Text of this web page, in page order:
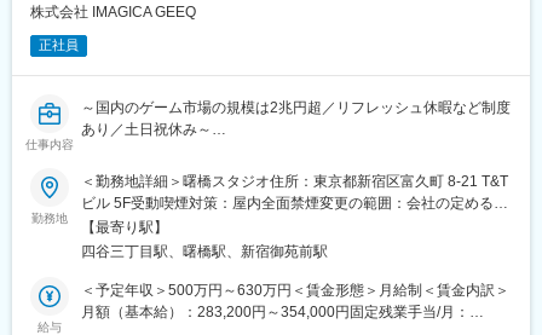
この強みを活かして、カンファレンス事業でも唯一無二の体験と
データ価値を提供していきます。
目指すのは、まず日本の100万人のエンジニアに届くイベント、
そして世界の技術者が集まる場。
その第一歩を担う「会場・制作・来場者体験」の責任者を募集し
ます。
◎会場・制作物の管理
1,000人規模の大型会場の選定・契約・運営管理
展示ブース、ノベルティ、パンフレットなどの制作ディレクショ
ン
◎来場者体験の向上
株式会社 IMAGICA GEEQ
正社員
仕事内容
～国内のゲーム市場の規模は2兆円超／リフレッシュ休暇など制度
あり／土日祝休み～
IMAGICA GROUPの一員であるIMAGICA GEEQでは、遊技機事業
を拡大します。現在、業界経験が豊富な人材を中心に新たなチー
ムを発足したので、そのスターティングメンバーとしてお迎えい
たします。ご応募をお待ちしております。
■業務内容
当社では、遊技機（ぱちんこ・パチスロ）の映像制作、液晶にお
勤務地
＜勤務地詳細＞曙橋スタジオ住所：東京都新宿区富久町 8-21 T&T
ビル 5F受動喫煙対策：屋内全面禁煙変更の範囲：会社の定める事
業所（リモートワーク含む）
【最寄り駅】
四谷三丁目駅、曙橋駅、新宿御苑前駅
給与
＜予定年収＞500万円～630万円＜賃金形態＞月給制＜賃金内訳＞
月額（基本給）：283,200円～354,000円固定残業手当/月：